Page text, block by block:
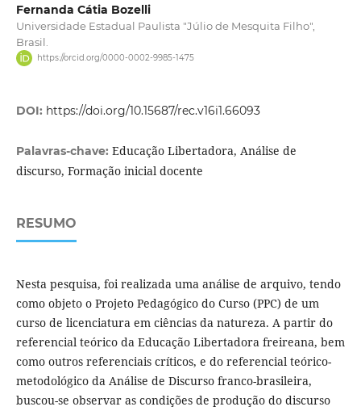
Fernanda Cátia Bozelli
Universidade Estadual Paulista "Júlio de Mesquita Filho",
Brasil.
https://orcid.org/0000-0002-9985-1475
DOI: https://doi.org/10.15687/rec.v16i1.66093
Palavras-chave: Educação Libertadora, Análise de
discurso, Formação inicial docente
RESUMO
Nesta pesquisa, foi realizada uma análise de arquivo, tendo
como objeto o Projeto Pedagógico do Curso (PPC) de um
curso de licenciatura em ciências da natureza. A partir do
referencial teórico da Educação Libertadora freireana, bem
como outros referenciais críticos, e do referencial teórico-
metodológico da Análise de Discurso franco-brasileira,
buscou-se observar as condições de produção do discurso